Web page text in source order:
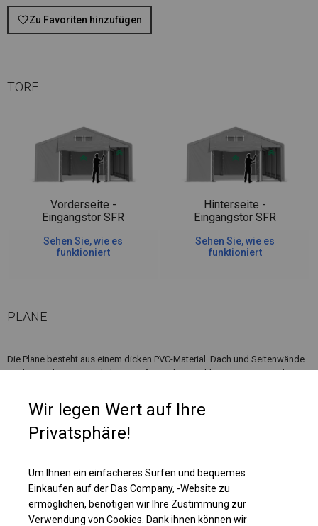
Zu Favoriten hinzufügen
TORE
Vorderseite -
Eingangstor SFR
Sehen Sie, wie es
funktioniert
Hinterseite -
Eingangstor SFR
Sehen Sie, wie es
funktioniert
PLANE
Die Plane besteht aus einem dicken PVC-Material. Dach und Seitenwände
sind ein Teil. Ein zusätzlicher Komfort ist hier ein kleinerer Eingang, der
Mal einen größeren Eingang öffnen, wenn Sie eintreten möchten.
Plane ändern
Wir legen Wert auf Ihre
Privatsphäre!
Um Ihnen ein einfacheres Surfen und bequemes
Einkaufen auf der Das Company, -Website zu
ermöglichen, benötigen wir Ihre Zustimmung zur
Verwendung von Cookies. Dank ihnen können wir